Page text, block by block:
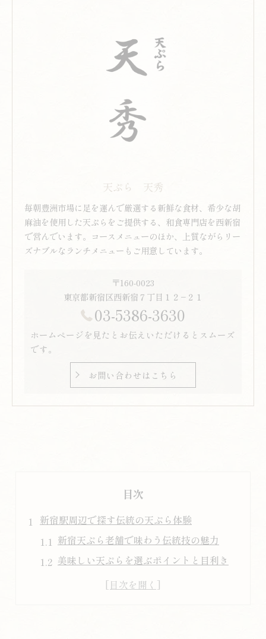
天ぷら 天秀
毎朝豊洲市場に足を運んで厳選する新鮮な食材、希少な胡
麻油を使用した天ぷらをご提供する、和食専門店を西新宿
で営んでいます。コースメニューのほか、上質ながらリー
ズナブルなランチメニューもご用意しています。
〒160-0023
東京都新宿区西新宿７丁目１２−２１
03-5386-3630
ホームページを見たとお伝えいただけるとスムーズ
です。
お問い合わせはこちら
目次
新宿駅周辺で探す伝統の天ぷら体験
新宿天ぷら老舗で味わう伝統技の魅力
美味しい天ぷらを選ぶポイントと目利き
カウンター席で感じる天ぷら職人の技